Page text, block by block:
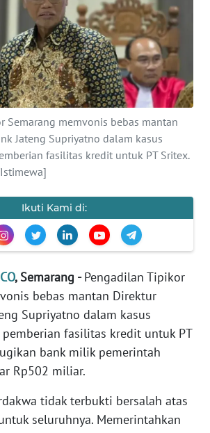
Semarang memvonis bebas mantan
Jateng Supriyatno dalam kasus
fasilitas kredit untuk PT Sritex.
Ikuti Kami di:
, Semarang -Pengadilan Tipikor
bebas mantan Direktur
Supriyatno dalam kasus
fasilitas kredit untuk PT
bank milik pemerintah
Rp502 miliar.
tidak terbukti bersalah atas
seluruhnya. Memerintahkan